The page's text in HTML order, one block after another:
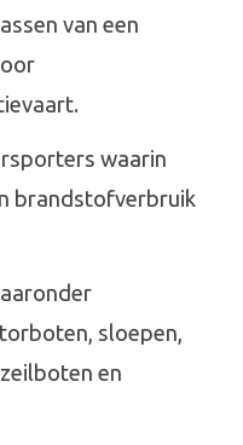
van een
waarin
brandstofverbruik
sloepen,
en